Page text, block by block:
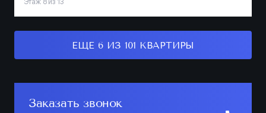
Этаж 8 из 13
ЕЩЕ 6 ИЗ 101 КВАРТИРЫ
Заказать звонок